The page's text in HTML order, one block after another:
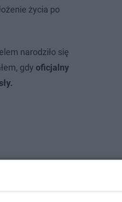
życia po
narodziło się
gdy oficjalny